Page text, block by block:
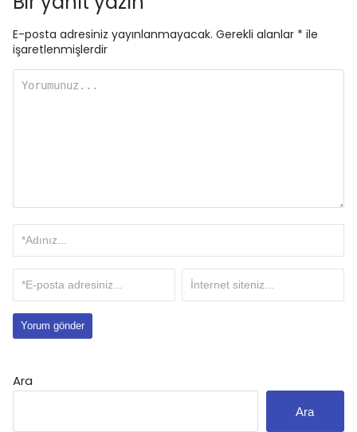
E-posta adresiniz yayınlanmayacak. Gerekli alanlar * ile
işaretlenmişlerdir
Ara
Ara